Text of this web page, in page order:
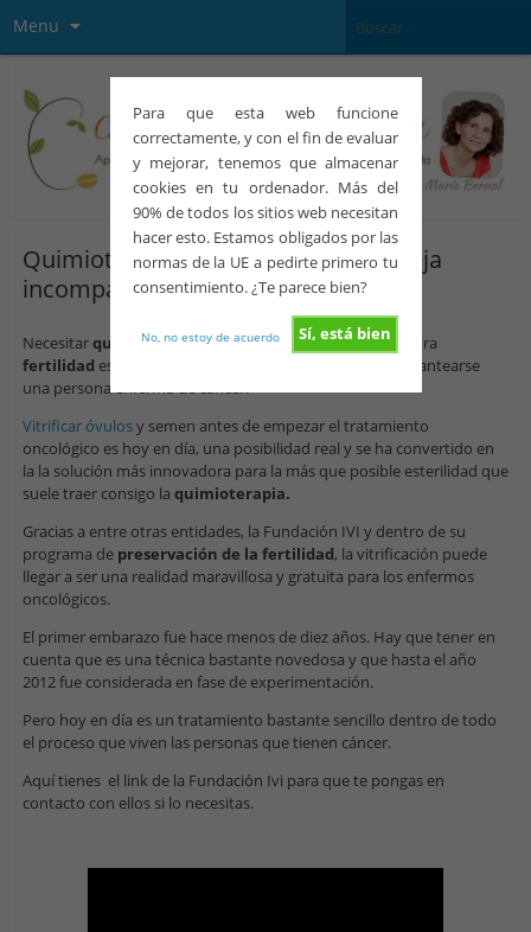
Para que esta web funcione
correctamente, y con el fin de evaluar
y mejorar, tenemos que almacenar
cookies en tu ordenador. Más del
90% de todos los sitios web necesitan
hacer esto. Estamos obligados por las
normas de la UE a pedirte primero tu
consentimiento. ¿Te parece bien?
Sí, está bien
No, no estoy de acuerdo
Menu
Quimioterapia y fertilidad, ¿una pareja
incompatible?
Necesitarquimioterapiay temer que ello afecte a nuestra
fertilidad es una de los cientos de aspectos que tiene plantearse
una persona enferma de cáncer.
Vitrificar óvulosy semen antes de empezar el tratamiento
oncológico es hoy en día, una posibilidad real y se ha convertido en
la la solución más innovadora para la más que posible esterilidad que
suele traer consigo la quimioterapia.
Gracias a entre otras entidades, la Fundación IVI y dentro de su
programa de preservación de la fertilidad, la vitrificación puede
llegar a ser una realidad maravillosa y gratuita para los enfermos
oncológicos.
El primer embarazo fue hace menos de diez años. Hay que tener en
cuenta que es una técnica bastante novedosa y que hasta el año
2012 fue considerada en fase de experimentación.
Pero hoy en día es un tratamiento bastante sencillo dentro de todo
el proceso que viven las personas que tienen cáncer.
Aquí tienes el link de la Fundación Ivi para que te pongas en
contacto con ellos si lo necesitas.